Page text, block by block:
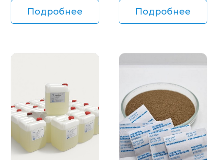
Подробнее Подробнее